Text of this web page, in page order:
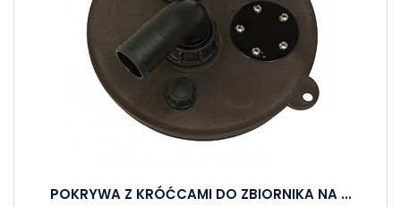
POKRYWA Z KRÓĆCAMI DO ZBIORNIKA NA ...